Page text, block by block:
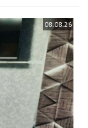
08.08.26